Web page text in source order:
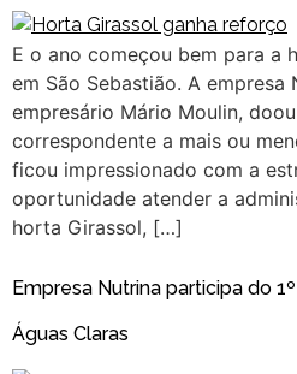
E o ano começou bem para a
em São Sebastião. A empresa
empresário Mário Moulin,
correspondente a mais ou
ficou impressionado com a
oportunidade atender a
horta Girassol, […]
Empresa Nutrina participa do
Águas Claras